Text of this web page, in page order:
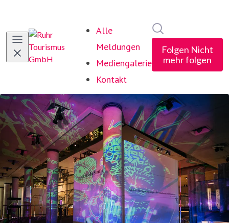
Alle
Meldungen
Mediengalerie
Kontakt
Folgen Nicht
mehr folgen